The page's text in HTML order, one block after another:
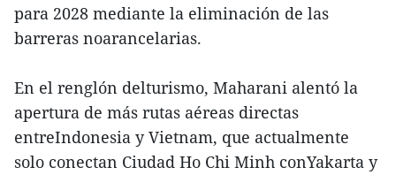
para 2028 mediante la eliminación de las
barreras noarancelarias.
En el renglón delturismo, Maharani alentó la
apertura de más rutas aéreas directas
entreIndonesia y Vietnam, que actualmente
solo conectan Ciudad Ho Chi Minh conYakarta y